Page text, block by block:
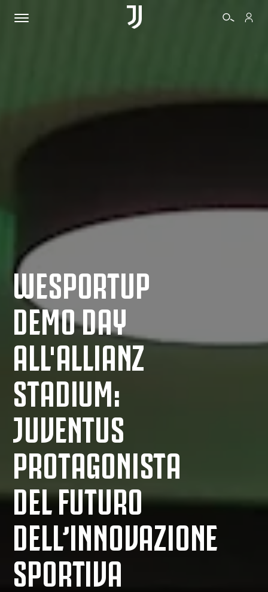
BIGLIETTI
VIDEO
WESPORTUP
DEMO DAY
ALL'ALLIANZ
STADIUM:
JUVENTUS
PROTAGONISTA
DEL FUTURO
DELL’INNOVAZIONE
SPORTIVA